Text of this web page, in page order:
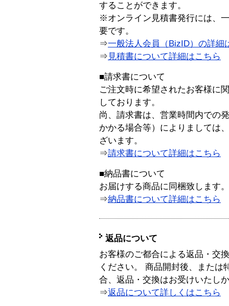
することができます。
※オンライン見積書発行には、
要です。
⇒一般法人会員（BizID）の詳細
⇒ 見積書について詳細はこちら
■請求書について
ご注文時に希望されたお客様に
しております。
尚、請求書は、営業時間内での
かかる場合等）によりましては
ざいます。
⇒請求書について詳細はこちら
■納品書について
お届けする商品に同梱致します。
⇒納品書について詳細はこちら
返品について
お客様のご都合による返品・交
ください。 商品開封後、または
合、返品・交換はお受けいたし
⇒返品について詳しくはこちら